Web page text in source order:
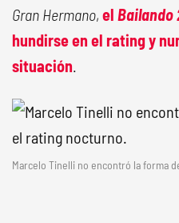
Gran Hermano, el Bailando
hundirse en el rating y
situación.
Marcelo Tinelli no encontró la forma